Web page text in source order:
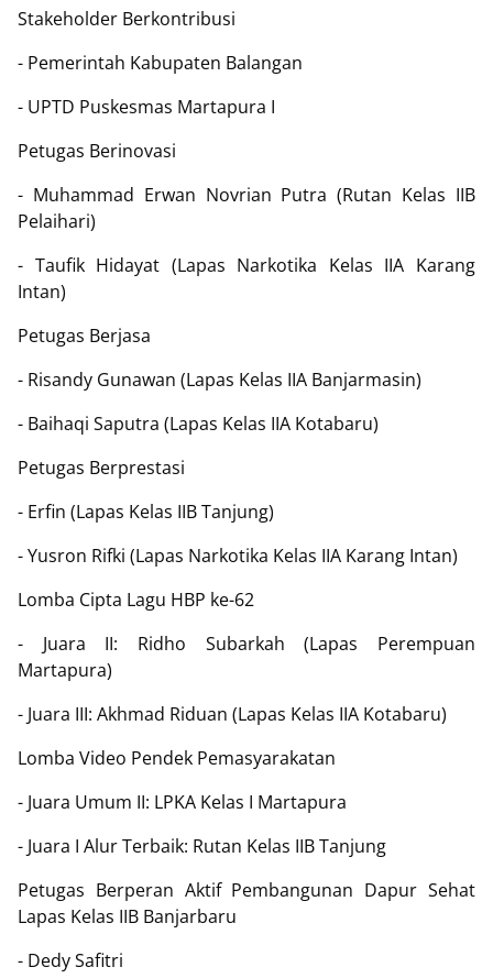
Stakeholder Berkontribusi
- Pemerintah Kabupaten Balangan
- UPTD Puskesmas Martapura I
Petugas Berinovasi
- Muhammad Erwan Novrian Putra (Rutan Kelas IIB
Pelaihari)
- Taufik Hidayat (Lapas Narkotika Kelas IIA Karang
Intan)
Petugas Berjasa
- Risandy Gunawan (Lapas Kelas IIA Banjarmasin)
- Baihaqi Saputra (Lapas Kelas IIA Kotabaru)
Petugas Berprestasi
- Erfin (Lapas Kelas IIB Tanjung)
- Yusron Rifki (Lapas Narkotika Kelas IIA Karang Intan)
Lomba Cipta Lagu HBP ke-62
- Juara II: Ridho Subarkah (Lapas Perempuan
Martapura)
- Juara III: Akhmad Riduan (Lapas Kelas IIA Kotabaru)
Lomba Video Pendek Pemasyarakatan
- Juara Umum II: LPKA Kelas I Martapura
- Juara I Alur Terbaik: Rutan Kelas IIB Tanjung
Petugas Berperan Aktif Pembangunan Dapur Sehat
Lapas Kelas IIB Banjarbaru
- Dedy Safitri